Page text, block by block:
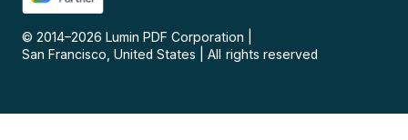
© 2014–2026 Lumin PDF Corporation
San Francisco, United States
All rights reserved